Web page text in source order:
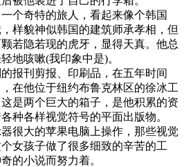
个奇特的旅人，看起来像个韩国
样貌神似韩国的建筑师承孝相，但
若隐若现的虎牙，显得天真。他总
地咳嗽(我印象中是)。
报刊剪报、印刷品，在五年时间
在他位于纽约布鲁克林区的徐冰工
是两个巨大的箱子，是他积累的资
种各样视觉符号的平面出版物。
很大的苹果电脑上操作，那些视觉
女孩子做了很多细致的辛苦的工
的小说而努力着。